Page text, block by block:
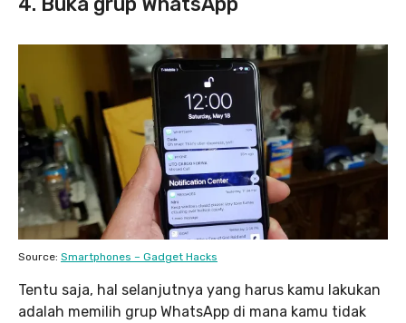
Source: Smartphones – Gadget Hacks
Tentu saja, hal selanjutnya yang harus kamu lakukan
adalah memilih grup WhatsApp di mana kamu tidak